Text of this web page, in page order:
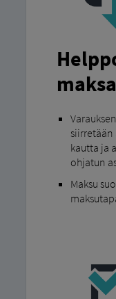
kautta ja
ohjatun
Maksu